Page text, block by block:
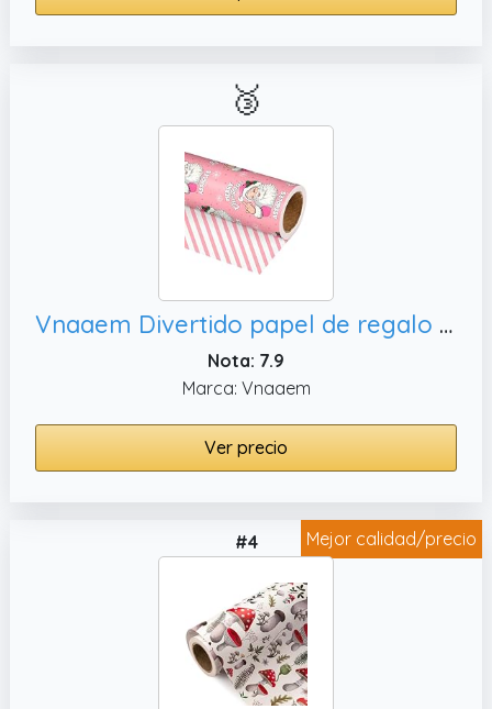
🥉
Vnaaem Divertido papel de regalo de Navidad, baby shower
Nota: 7.9
Marca: Vnaaem
Ver precio
Mejor calidad/precio
#4